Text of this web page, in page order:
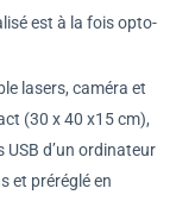
est à la fois opto-
lasers, caméra et
(30 x 40 x15 cm),
d’un ordinateur
et préréglé en